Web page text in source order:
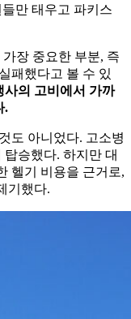
만 태우고 파키스
장 중요한 부분, 즉
패했다고 볼 수 있
사의 고비에서 가까
.
도 아니었다. 고소병
승했다. 하지만 대
헬기 비용을 근거로,
기했다.